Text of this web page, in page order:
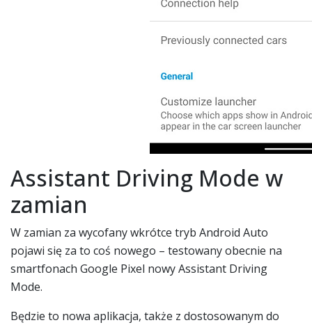
Assistant Driving Mode w
zamian
W zamian za wycofany wkrótce tryb Android Auto
pojawi się za to coś nowego – testowany obecnie na
smartfonach Google Pixel nowy Assistant Driving
Mode.
Będzie to nowa aplikacja, także z dostosowanym do